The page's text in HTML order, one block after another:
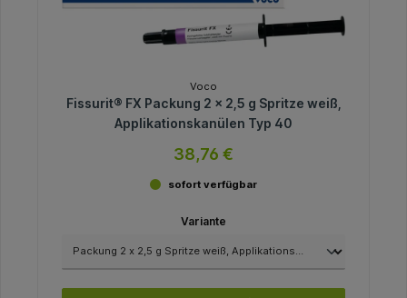
Voco
Fissurit® FX Packung 2 x 2,5 g Spritze weiß,
Applikationskanülen Typ 40
38,76 €
sofort verfügbar
Variante